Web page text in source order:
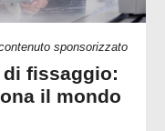
sponsorizzato
di fissaggio:
il mondo